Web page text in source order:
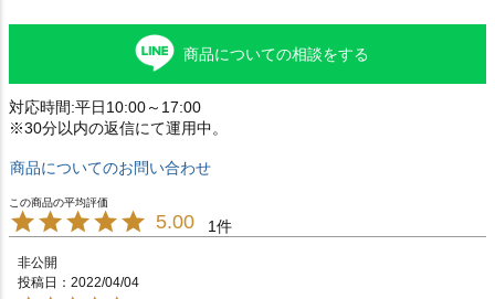
商品についての相談をする
対応時間:平日10:00～17:00
※30分以内の返信にて運用中。
商品についてのお問い合わせ
5.00 1
非公開
投稿日
2022/04/04